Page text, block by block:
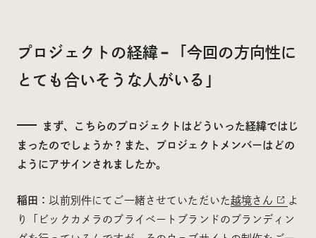
プロジェクトの経緯 – 「今回の方向性に
とても合いそうな人がいる」
まず、こちらのプロジェクトはどういった経緯ではじ
まったのでしょうか？また、プロジェクトメンバーはどの
ようにアサインされましたか。
稲田： 以前別件にてご一緒させていただいた越境​さん
よ
り「ビックカメラのプライベートブランドのブランディン